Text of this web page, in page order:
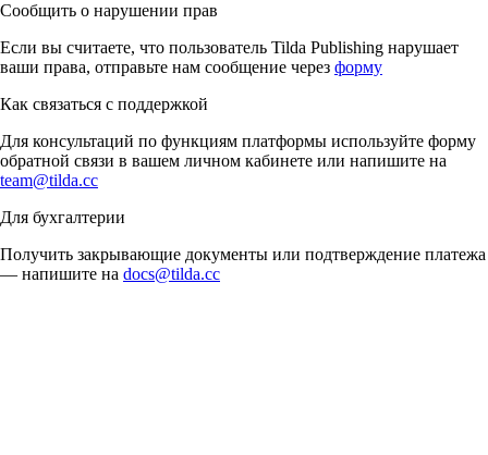
Сообщить о нарушении прав
Если вы считаете, что пользователь Tilda Publishing нарушает
ваши права, отправьте нам сообщение через форму
Как связаться с поддержкой
Для консультаций по функциям платформы используйте форму
обратной связи в вашем личном кабинете или напишите на
team@tilda.cc
Для бухгалтерии
Получить закрывающие документы или подтверждение платежа
— напишите на docs@tilda.cc